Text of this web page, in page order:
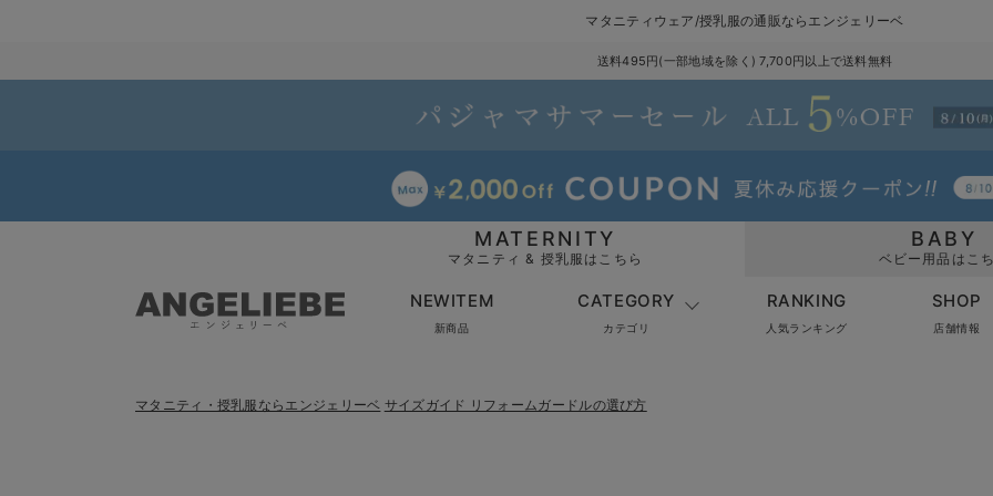
マタニティウェア/授乳服の通販ならエンジェリーベ
送料495円(一部地域を除く) 7,700円以上で送料無料
MATERNITY
マタニティ & 授乳服はこちら
BABY
ベビー用品はこ
NEWITEM
新商品
CATEGORY
カテゴリ
RANKING
人気ランキング
SHOP
店舗情報
マタニティ・授乳服ならエンジェリーベ サイズガイド リフォームガードルの選び方